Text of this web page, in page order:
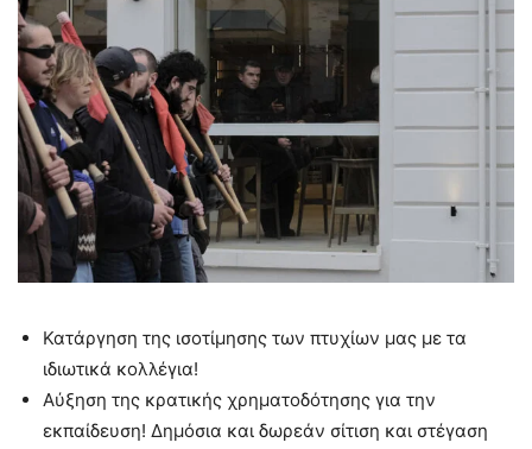
Κατάργηση της ισοτίμησης των πτυχίων μας με τα
ιδιωτικά κολλέγια!
Αύξηση της κρατικής χρηματοδότησης για την
εκπαίδευση! Δημόσια και δωρεάν σίτιση και στέγαση